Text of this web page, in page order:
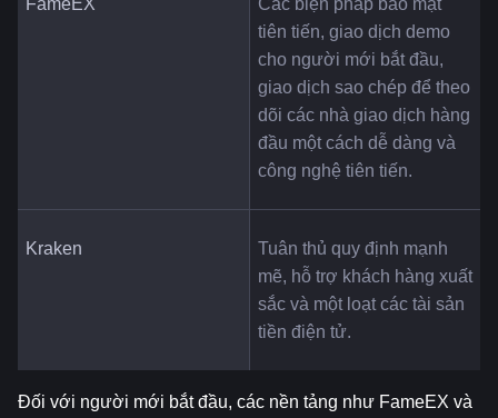
tiên tiến, giao dịch demo
cho người mới bắt đầu,
giao dịch sao chép để theo
dõi các nhà giao dịch hàng
đầu một cách dễ dàng và
công nghệ tiên tiến.
Kraken
Tuân thủ quy định mạnh
mẽ, hỗ trợ khách hàng xuất
sắc và một loạt các tài sản
tiền điện tử.
Đối với người mới bắt đầu, các nền tảng như FameEX và